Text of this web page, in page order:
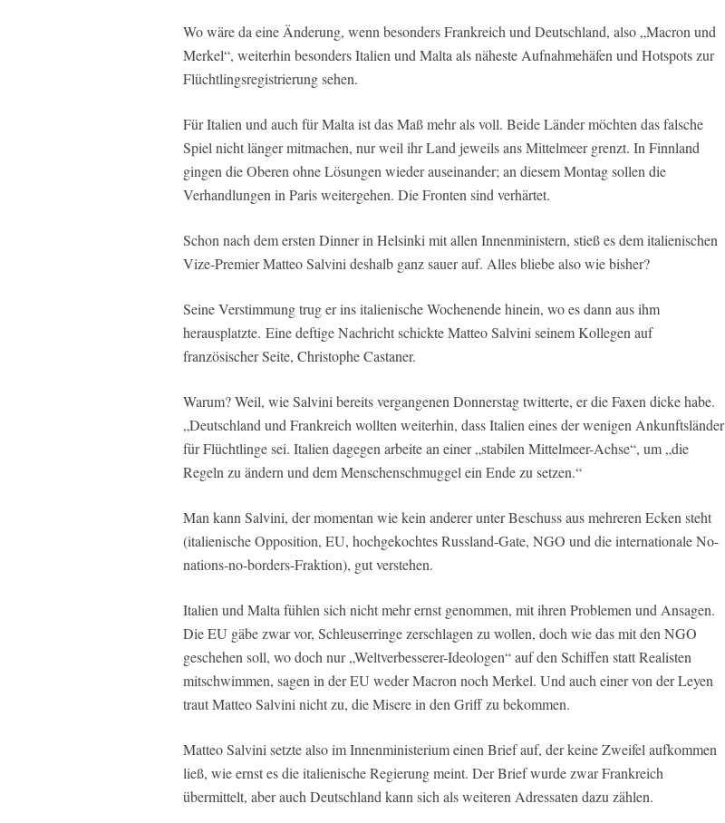
Wo wäre da eine Änderung, wenn besonders Frankreich und Deutschland, also „Macron und
Merkel“, weiterhin besonders Italien und Malta als näheste Aufnahmehäfen und Hotspots zur
Flüchtlingsregistrierung sehen.
Für Italien und auch für Malta ist das Maß mehr als voll. Beide Länder möchten das falsche
Spiel nicht länger mitmachen, nur weil ihr Land jeweils ans Mittelmeer grenzt. In Finnland
gingen die Oberen ohne Lösungen wieder auseinander; an diesem Montag sollen die
Verhandlungen in Paris weitergehen. Die Fronten sind verhärtet.
Schon nach dem ersten Dinner in Helsinki mit allen Innenministern, stieß es dem italienischen
Vize-Premier Matteo Salvini deshalb ganz sauer auf. Alles bliebe also wie bisher?
Seine Verstimmung trug er ins italienische Wochenende hinein, wo es dann aus ihm
herausplatzte. Eine deftige Nachricht schickte Matteo Salvini seinem Kollegen auf
französischer Seite, Christophe Castaner.
Warum? Weil, wie Salvini bereits vergangenen Donnerstag twitterte, er die Faxen dicke habe.
„Deutschland und Frankreich wollten weiterhin, dass Italien eines der wenigen Ankunftsländer
für Flüchtlinge sei. Italien dagegen arbeite an einer „stabilen Mittelmeer-Achse“, um „die
Regeln zu ändern und dem Menschenschmuggel ein Ende zu setzen.“
Man kann Salvini, der momentan wie kein anderer unter Beschuss aus mehreren Ecken steht
(italienische Opposition, EU, hochgekochtes Russland-Gate, NGO und die internationale No-
nations-no-borders-Fraktion), gut verstehen.
Italien und Malta fühlen sich nicht mehr ernst genommen, mit ihren Problemen und Ansagen.
Die EU gäbe zwar vor, Schleuserringe zerschlagen zu wollen, doch wie das mit den NGO
geschehen soll, wo doch nur „Weltverbesserer-Ideologen“ auf den Schiffen statt Realisten
mitschwimmen, sagen in der EU weder Macron noch Merkel. Und auch einer von der Leyen
traut Matteo Salvini nicht zu, die Misere in den Griff zu bekommen.
Matteo Salvini setzte also im Innenministerium einen Brief auf, der keine Zweifel aufkommen
ließ, wie ernst es die italienische Regierung meint. Der Brief wurde zwar Frankreich
übermittelt, aber auch Deutschland kann sich als weiteren Adressaten dazu zählen.